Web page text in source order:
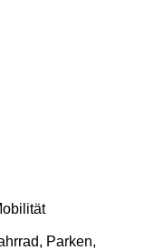
, Parken,